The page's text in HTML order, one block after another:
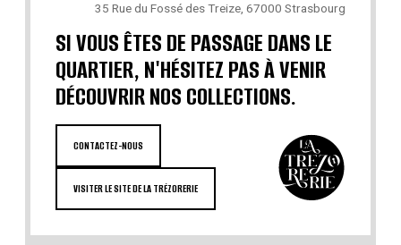
35 Rue du Fossé des Treize, 67000 Strasbourg
SI VOUS ÊTES DE PASSAGE DANS LE
QUARTIER, N'HÉSITEZ PAS À VENIR
DÉCOUVRIR NOS COLLECTIONS.
CONTACTEZ-NOUS
VISITER LE SITE DE LA TRÉZORERIE